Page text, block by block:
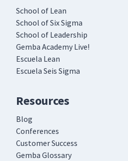
School of Lean
School of Six Sigma
School of Leadership
Gemba Academy Live!
Escuela Lean
Escuela Seis Sigma
Resources
Blog
Conferences
Customer Success
Gemba Glossary